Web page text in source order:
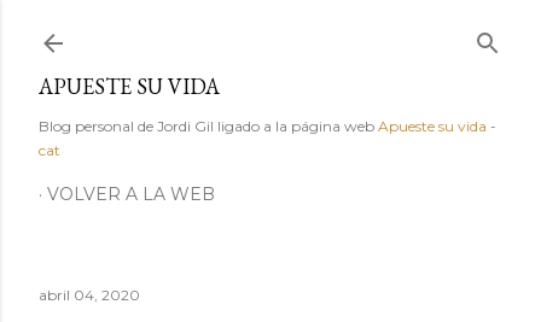
APUESTE SU VIDA
Blog personal de Jordi Gil ligado a la página web Apueste su vida -
cat
VOLVER A LA WEB
abril 04, 2020